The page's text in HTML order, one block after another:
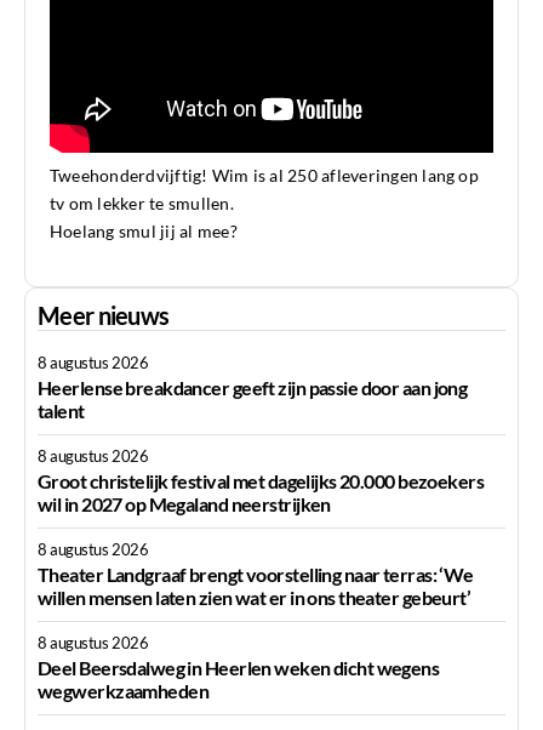
Tweehonderdvijftig! Wim is al 250 afleveringen lang op
tv om lekker te smullen.
Hoelang smul jij al mee?
Meer nieuws
8 augustus 2026
Heerlense breakdancer geeft zijn passie door aan jong
talent
8 augustus 2026
Groot christelijk festival met dagelijks 20.000 bezoekers
wil in 2027 op Megaland neerstrijken
8 augustus 2026
Theater Landgraaf brengt voorstelling naar terras: ‘We
willen mensen laten zien wat er in ons theater gebeurt’
8 augustus 2026
Deel Beersdalweg in Heerlen weken dicht wegens
wegwerkzaamheden